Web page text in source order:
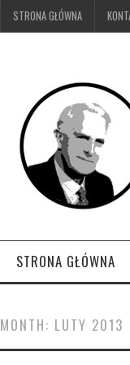
STRONA GŁÓWNA
STRONA GŁÓWNA
MONTH: LUTY 2013